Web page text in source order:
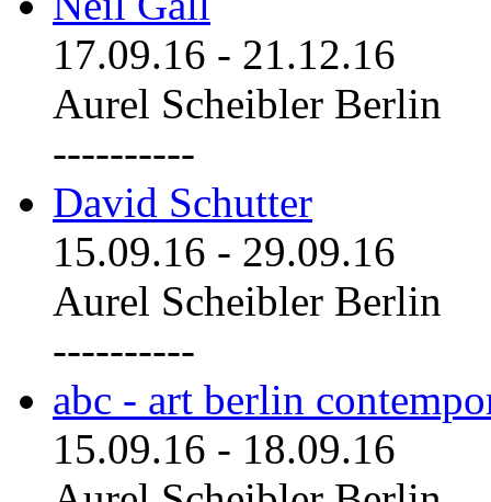
17.09.16 - 21.12.16
Aurel Scheibler Berlin
----------
David Schutter
15.09.16 - 29.09.16
Aurel Scheibler Berlin
----------
abc - art berlin
15.09.16 - 18.09.16